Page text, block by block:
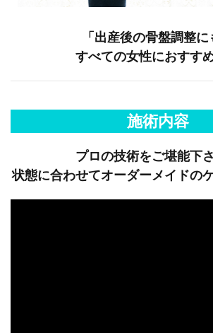
「出産後の骨盤調整に
すべての女性におすす
施術内容
プロの技術をご堪能下さ
状態に合わせてオーダーメイドの